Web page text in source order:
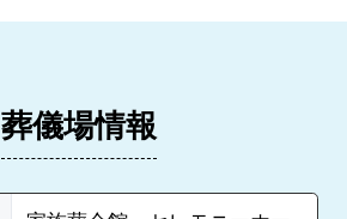
葬儀場情報